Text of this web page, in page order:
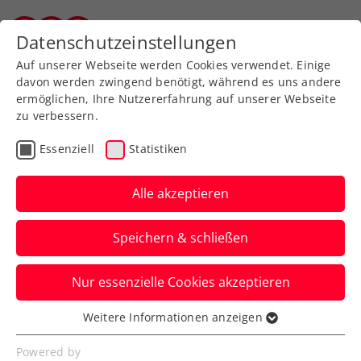
Zurück zur Newsübersicht
ATP
Grand Slam Player
Development: Kräftiger
Zuschuss für ÖTV-
Quintett
Joel Schwärzler, Thilo Behrmann, Lilli
Tagger, Anna Pircher und Maximilian
Taucher profitieren vom Programm.
Datenschutzeinstellungen
Auf unserer Webseite werden Cookies verwendet. Einige
davon werden zwingend benötigt, während es uns andere
ermöglichen, Ihre Nutzererfahrung auf unserer Webseite
zu verbessern.
Essenziell Statistiken
Alle akzeptieren
Speichern & schließen
Nur essenzielle Cookies akzeptieren
Essenziell
Essenzielle Cookies werden für grundlegende
Weitere Informationen anzeigen
Powered by